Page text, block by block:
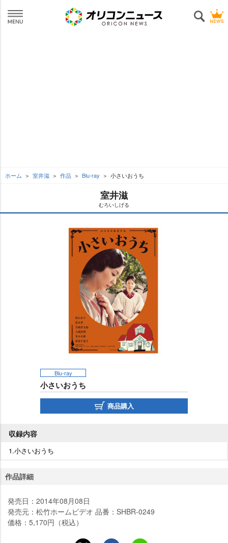
ホーム 室井滋 作品 Blu-ray 小さいおうち
室井滋
むろいしげる
Blu-ray
小さいおうち
商品購入
収録内容
1.小さいおうち
作品詳細
発売日：2014年08月08日
発売元：松竹ホームビデオ 品番：SHBR-0249
価格：5,170円（税込）